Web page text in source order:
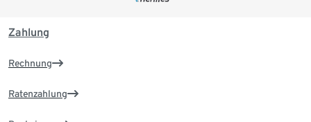
Zahlung
Rechnung
Ratenzahlung